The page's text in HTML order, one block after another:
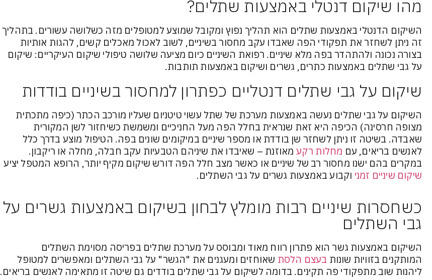
מהו שיקום דנטלי באמצעות שתלים?
השיקום הדנטלי באמצעות שתלים הוא תהליך נפוץ ומקובל שמוצע למטופלים מזה כשלושה עשורים. בתהליך
זה ניתן לשחזר את תפקודי הפה שאבדו עקב מחסור בשיניים, לשוב לאכול מאכלים קשים, להגות אותיות
בצורה נכונה ולהתהדר בפה מלא שיניים. רפואת השיניים כיום מציעה שלושה טיפולי שיקום העיקריים: שיקום
על גבי שתלים באמצעות כתרים, גשרים ושיקום באמצעות תותבות.
שיקום על גבי שתלים דנטליים כפתרון למחסור בשיניים בודדות
השיקום על גבי שתלים נעשה באמצעות מערכת של שתל עשוי טיטניום שעליו מורכב הכתר (כיפה מתכתית
מצופה חרסינה) הכיפה היא זאת שנראית בחלל הפה מעל החניכיים ומשמשת כשיחזור לשן המקורית
שאבדה. בשיטה זו ניתן לשחזר שן בודדת או מספר שיניים במיקומים שונים בפה. הטיפול מוצע בדרך כלל
לאנשים בריאים, עם מחלות רקע מאוזנת – שאיבדו את שיניהם הטבעיות עקב חבלה, מחלה או ריקבון.
במקרים בהם ישנו מחסור רב של שיניים או כאשר מצב חלל הפה דורש שיקום מקיף יותר, הרופא המטפל יציע
שיקום שיניים זמני וקבוע באמצעות גשרים על גבי השתלים.
כשחסרות שיניים רבות מומלץ לבחון בשיקום באמצעות גשרים על
גבי השתלים
השיקום באמצעות גשר הוא פתרון רווח מאוד ומבוסס על מערכת שתלים בפריסה מסוימת השתלים
המותקנים בזוויות שונות בעצם הלסת שאוחזים ומעגנים את "הגשר" על גבי השתלים ומאפשרים למטופל
ליהנות שוב מתפקודי פה תקינים. בדומה לשיקום על גבי שתלים בודדים גם שיטה זו מתאימה לאנשים בריאים.